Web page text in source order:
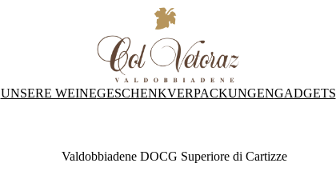
UNSERE WEINEGESCHENKVERPACKUNGENGADGETS
Valdobbiadene DOCG Superiore di Cartizze